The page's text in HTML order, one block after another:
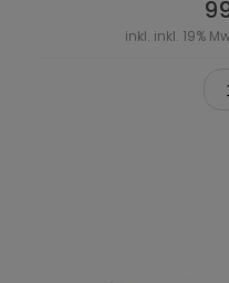
inkl. inkl. 19%